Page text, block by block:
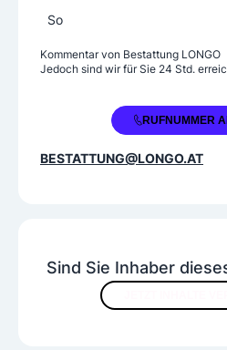
Diamantbestattungen
Naturbestattungen
Sind Sie Inhaber
So
Kommentar von Bestattung LONGO
Jedoch sind wir für Sie 24 Std.
+43 5672 62577RUFNUMMER
BESTATTUNG@LONGO.AT